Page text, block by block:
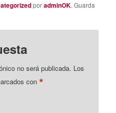
poradminOK. Guarda
no será publicada. Los
con*